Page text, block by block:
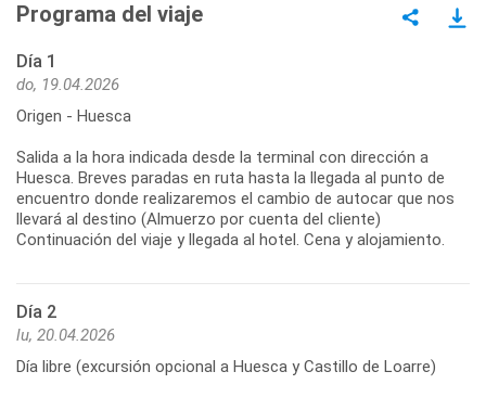
Programa del viaje
Día 1
do, 19.04.2026
Origen - Huesca
Salida a la hora indicada desde la terminal con dirección a
Huesca. Breves paradas en ruta hasta la llegada al punto de
encuentro donde realizaremos el cambio de autocar que nos
llevará al destino (Almuerzo por cuenta del cliente)
Continuación del viaje y llegada al hotel. Cena y alojamiento.
Día 2
lu, 20.04.2026
Día libre (excursión opcional a Huesca y Castillo de Loarre)